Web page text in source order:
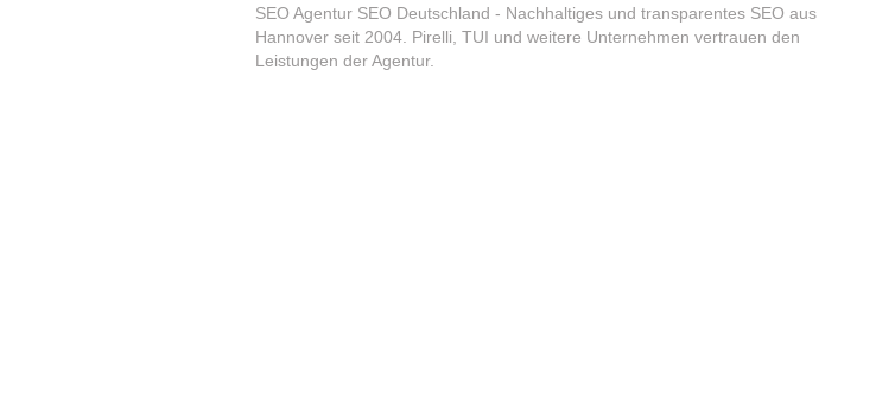
SEO Agentur SEO Deutschland - Nachhaltiges und transparentes SEO aus
Hannover seit 2004. Pirelli, TUI und weitere Unternehmen vertrauen den
Leistungen der Agentur.